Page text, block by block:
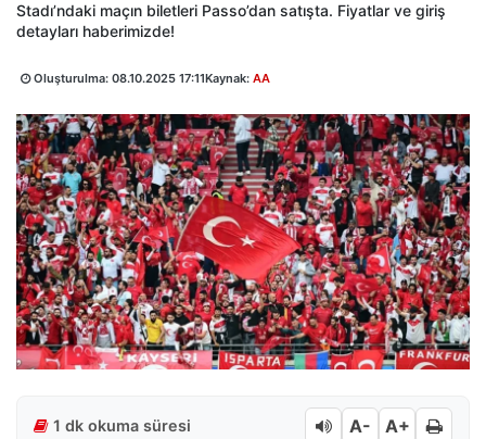
Stadı’ndaki maçın biletleri Passo’dan satışta. Fiyatlar ve giriş
detayları haberimizde!
Oluşturulma: 08.10.2025 17:11Kaynak: AA
1 dk okuma süresi A- A+